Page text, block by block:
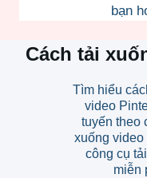
bạn
Cách tải
Tìm hiểu
video
tuyến theo
xuống
công cụ
miễn